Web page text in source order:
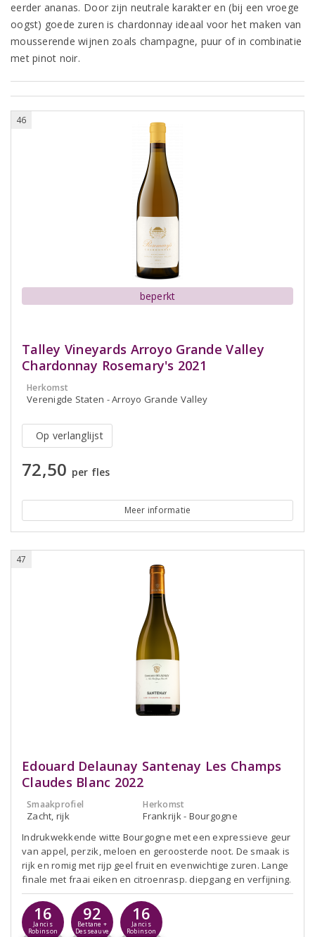
eerder ananas. Door zijn neutrale karakter en (bij een vroege
oogst) goede zuren is chardonnay ideaal voor het maken van
mousserende wijnen zoals champagne, puur of in combinatie
met pinot noir.
46
beperkt
Talley Vineyards Arroyo Grande Valley
Chardonnay Rosemary's 2021
Herkomst
Verenigde Staten - Arroyo Grande Valley
Op verlanglijst
72,50 per fles
Meer informatie
47
Edouard Delaunay Santenay Les Champs
Claudes Blanc 2022
Smaakprofiel
Zacht, rijk
Herkomst
Frankrijk - Bourgogne
Indrukwekkende witte Bourgogne met een expressieve geur
van appel, perzik, meloen en geroosterde noot. De smaak is
rijk en romig met rijp geel fruit en evenwichtige zuren. Lange
finale met fraai eiken en citroenrasp. diepgang en verfijning.
16
Jancis
Robinson
92
Bettane +
Desseauve
16
Jancis
Robinson